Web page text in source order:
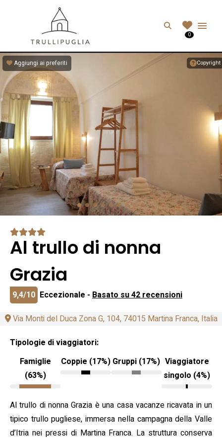
Search
0
Copyright
Aggiungi ai preferiti
Al trullo di nonna
Grazia
9,4/10 Eccezionale - Basato su 42 recensioni
Via Monti del Duca Zona G, 104, 74015 Martina Franca, Italia
Tipologie di viaggiatori:
Famiglie
(63%)
Coppie (17%) Gruppi (17%) Viaggiatore
singolo (4%)
Al trullo di nonna Grazia è una casa vacanze ricavata in un
tipico trullo pugliese, immersa nella campagna della Valle
d’Itria nei pressi di Martina Franca. La struttura conserva